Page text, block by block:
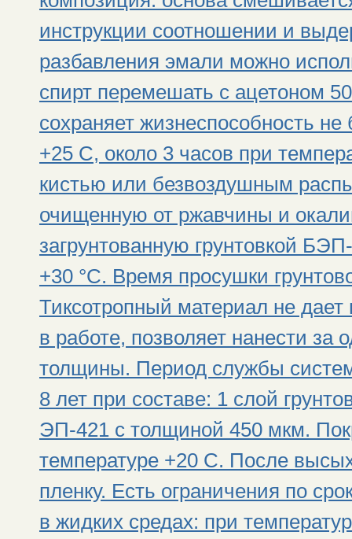
инструкции соотношении и
разбавления эмали можно
спирт перемешать с ацетоном
сохраняет жизнеспособность
+25 С, около 3 часов при
кистью или безвоздушным
очищенную от ржавчины и
загрунтованную грунтовкой
+30 °С. Время просушки
Тиксотропный материал не
в работе, позволяет нанести за
толщины. Период службы
8 лет при составе: 1 слой
ЭП-421 с толщиной 450 мкм.
температуре +20 С. После
пленку. Есть ограничения по
в жидких средах: при